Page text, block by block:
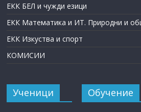
ЕКК БЕЛ и чужди езици
ЕКК Математика и ИТ. Природни и
ЕКК Изкуства и спорт
КОМИСИИ
Ученици Обучение